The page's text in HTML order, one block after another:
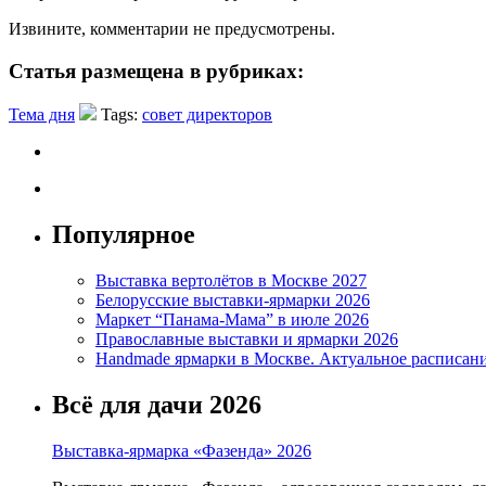
Извините, комментарии не предусмотрены.
Статья размещена в рубриках:
Тема дня Tags: совет директоров
Популярное
Выставка вертолётов в Москве 2027
Белорусские выставки-ярмарки 2026
Маркет “Панама-Мама” в июле 2026
Православные выставки и ярмарки 2026
Handmade ярмарки в Москве. Актуальное
Всё для дачи 2026
Выставка-ярмарка «Фазенда» 2026